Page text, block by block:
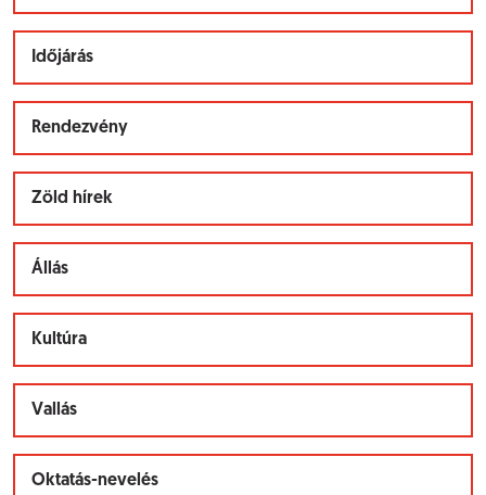
Időjárás
Rendezvény
Zöld hírek
Állás
Kultúra
Vallás
Oktatás-nevelés